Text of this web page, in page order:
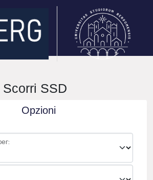
Scorri SSD
Opzioni